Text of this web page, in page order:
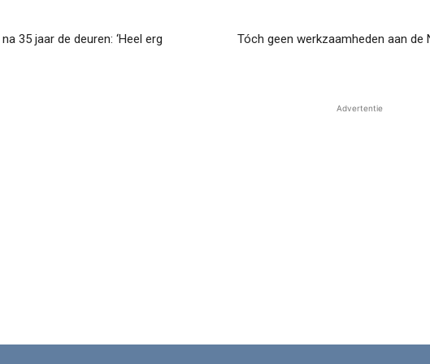
35 jaar de deuren: ‘Heel erg
Tóch geen werkzaamheden aan de
Advertentie